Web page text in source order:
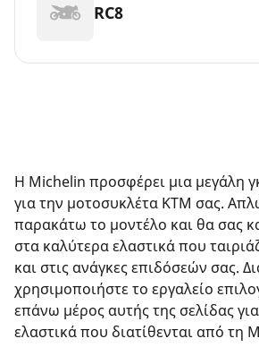
RC8
Η Michelin προσφέρει μια μεγάλη
για την μοτοσυκλέτα KTM σας.
παρακάτω το μοντέλο και θα σας
στα καλύτερα ελαστικά που
και στις ανάγκες επιδόσεών σας.
χρησιμοποιήστε το εργαλείο
επάνω μέρος αυτής της σελίδας
ελαστικά που διατίθενται από τη